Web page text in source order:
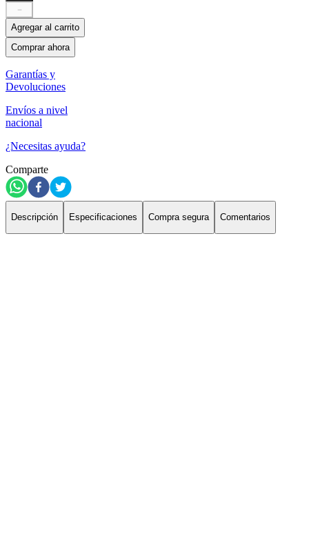
－
Agregar al carrito
Comprar ahora
Garantías y
Devoluciones
Envíos a nivel
nacional
¿Necesitas ayuda?
Comparte
Descripción Especificaciones Compra segura Comentarios